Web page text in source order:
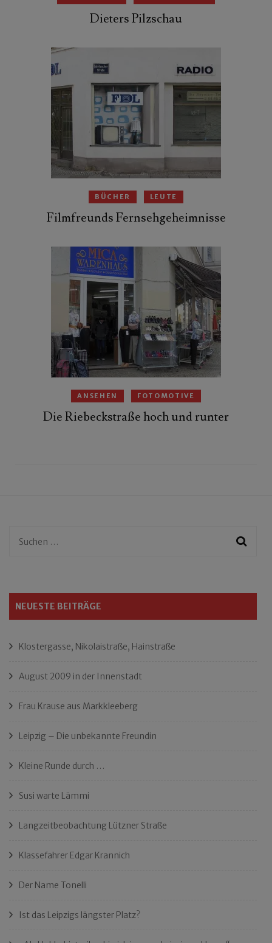
Dieters Pilzschau
BÜCHER LEUTE
Filmfreunds Fernsehgeheimnisse
ANSEHEN FOTOMOTIVE
Die Riebeckstraße hoch und runter
Suchen
NEUESTE BEITRÄGE
Klostergasse, Nikolaistraße, Hainstraße
August 2009 in der Innenstadt
Frau Krause aus Markkleeberg
Leipzig – Die unbekannte Freundin
Kleine Runde durch …
Susi warte Lämmi
Langzeitbeobachtung Lützner Straße
Klassefahrer Edgar Krannich
Der Name Tonelli
Ist das Leipzigs längster Platz?